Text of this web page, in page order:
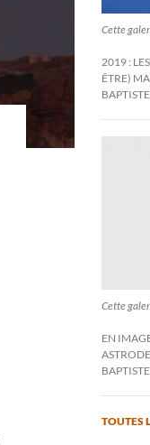
Cette
2019 :
ÊTRE)
Cette
EN
TOUTES